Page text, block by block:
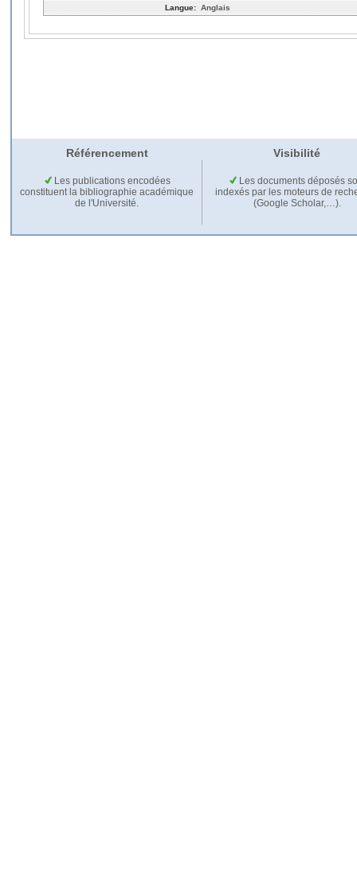
Langue: Anglais
Référencement Visibilité
Les publications encodées
constituent la bibliographie académique
de l'Université.
Les documents déposés
indexés par les moteurs de
(Google Scholar,…).